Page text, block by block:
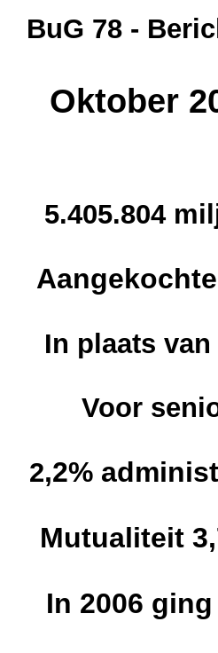
BuG 78 -
Oktober
5.405.804
In plaats
Voor
2,2%
Mutualiteit
In 2006